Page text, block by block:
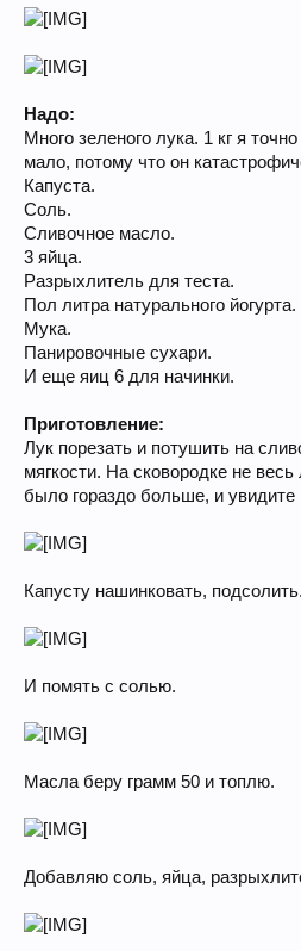
Надо:
Много зеленого лука. 1 кг я
мало, потому что он
Капуста.
Соль.
Сливочное масло.
3 яйца.
Разрыхлитель для теста.
Пол литра натурального йогурта.
Мука.
Панировочные сухари.
И еще яиц 6 для начинки.
Приготовление:
Лук порезать и потушить на
мягкости. На сковородке не весь
было гораздо больше, и увидите
Капусту нашинковать, подсолить.
И помять с солью.
Масла беру грамм 50 и топлю.
Добавляю соль, яйца,